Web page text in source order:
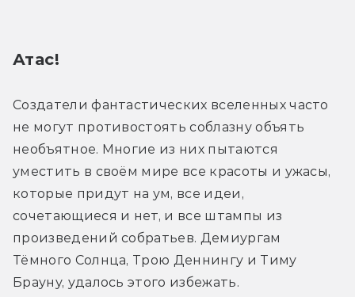
Атас!
Создатели фантастических вселенных часто
не могут противостоять соблазну объять
необъятное. Многие из них пытаются
уместить в своём мире все красоты и ужасы,
которые придут на ум, все идеи,
сочетающиеся и нет, и все штампы из
произведений собратьев. Демиургам
Тёмного Солнца, Трою Деннингу и Тиму
Брауну, удалось этого избежать.